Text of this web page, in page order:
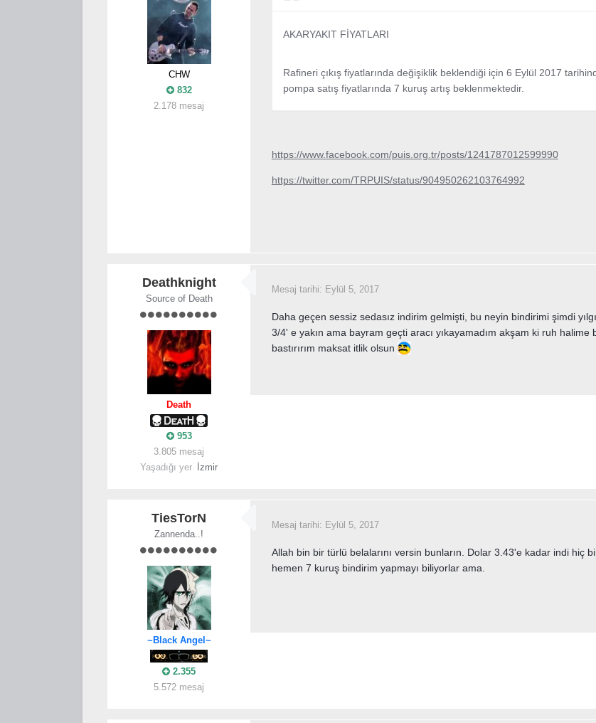
CHW
832
2.178 mesaj
AKARYAKIT FİYATLARI
Rafineri çıkış fiyatlarında değişiklik beklendiği için 6 Eylül 2017
pompa satış fiyatlarında 7 kuruş artış beklenmektedir.
https://www.facebook.com/puis.org.tr/posts/1241787012599990
https://twitter.com/TRPUIS/status/904950262103764992
Deathknight
Source of Death
Death
953
3.805 mesaj
Yaşadığı yer
İzmir
Mesaj tarihi: Eylül 5, 2017
Daha geçen sessiz sedasız indirim gelmişti, bu neyin bindirimi şimdi
3/4' e yakın ama bayram geçti aracı yıkayamadım akşam ki ruh
bastırırım maksat itlik olsun
TiesTorN
Zannenda..!
~Black Angel~
2.355
5.572 mesaj
Mesaj tarihi: Eylül 5, 2017
Allah bin bir türlü belalarını versin bunların. Dolar 3.43'e kadar indi hiç
hemen 7 kuruş bindirim yapmayı biliyorlar ama.